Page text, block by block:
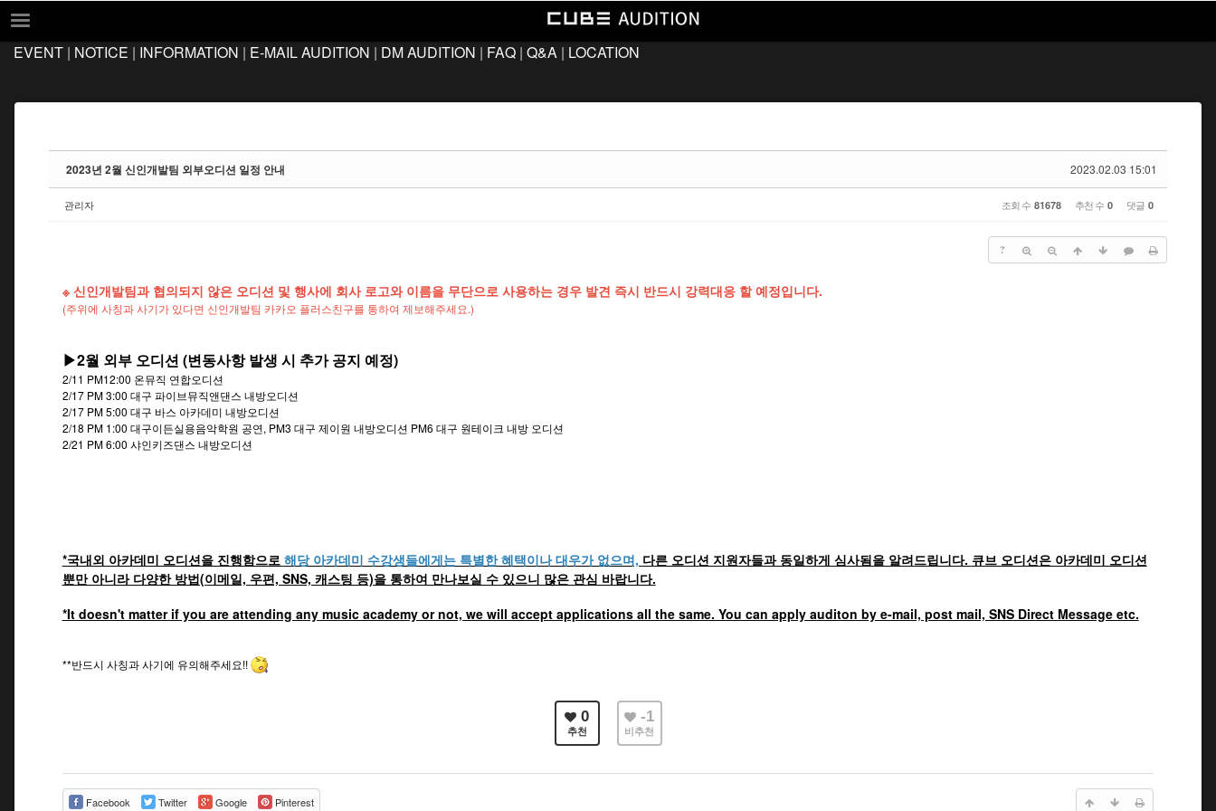
EVENT
E-MAIL AUDITION
DM AUDITION
LOCATION
EVENT | NOTICE | INFORMATION | E-MAIL AUDITION | DM AUDITION | FAQ | Q&A | LOCATION
2023.02.03 15:01
2023년 2월 신인개발팀 외부오디션 일정 안내
관리자 조회 수 81678 추천 수 0 댓글 0
?
※ 신인개발팀과 협의되지 않은 오디션 및 행사에 회사 로고와 이름을 무단으로 사용하는 경우 발견 즉시 반드시 강력대응 할 예정입니다.
(주위에 사칭과 사기가 있다면 신인개발팀 카카오 플러스친구를 통하여 제보해주세요.)
▶2월 외부 오디션 (변동사항 발생 시 추가 공지 예정)
2/11 PM12:00 온뮤직 연합오디션
2/17 PM 3:00 대구 파이브뮤직앤댄스 내방오디션
2/17 PM 5:00 대구 바스 아카데미 내방오디션
2/18 PM 1:00 대구이든실용음악학원 공연, PM3 대구 제이원 내방오디션 PM6 대구 원테이크 내방 오디션
2/21 PM 6:00 샤인키즈댄스 내방오디션
*국내외 아카데미 오디션을 진행함으로 해당 아카데미 수강생들에게는 특별한 혜택이나 대우가 없으며, 다른 오디션 지원자들과 동일하게 심사됨을 알려드립니다. 큐브 오디션은 아카데미 오디션
뿐만 아니라 다양한 방법(이메일, 우편, SNS, 캐스팅 등)을 통하여 만나보실 수 있으니 많은 관심 바랍니다.
*It doesn't matter if you are attending any music academy or not, we will accept applications all the same. You can apply auditon by e-mail, post mail, SNS Direct Message etc.
**반드시 사칭과 사기에 유의해주세요!!
0
추천
-1
비추천
Facebook Twitter Google Pinterest